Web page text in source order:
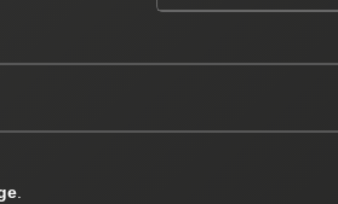
.